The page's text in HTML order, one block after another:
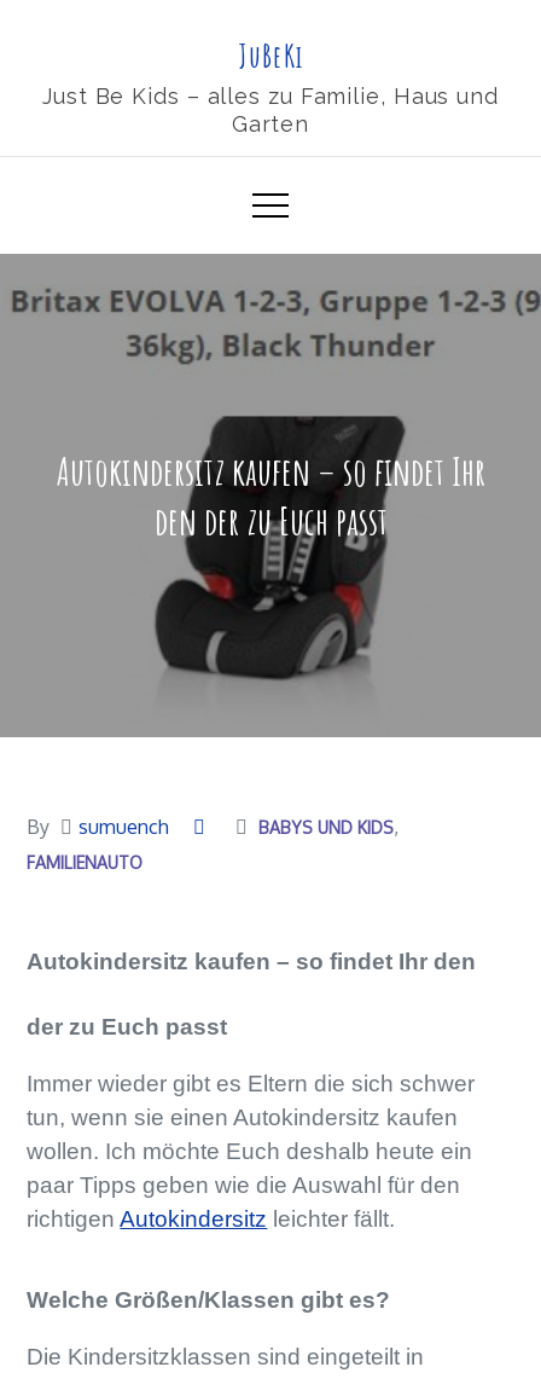
content
JuBeKi
Just Be Kids – alles zu Familie, Haus und
Garten
Autokindersitz kaufen – so findet Ihr
den der zu Euch passt
By sumuench
BABYS UND KIDS
FAMILIENAUTO
Autokindersitz kaufen – so findet Ihr den
der zu Euch passt
Immer wieder gibt es Eltern die sich schwer
tun, wenn sie einen Autokindersitz kaufen
wollen. Ich möchte Euch deshalb heute ein
paar Tipps geben wie die Auswahl für den
richtigenAutokindersitz leichter fällt.
Welche Größen/Klassen gibt es?
Die Kindersitzklassen sind eingeteilt in